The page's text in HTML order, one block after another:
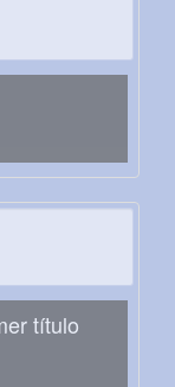
título